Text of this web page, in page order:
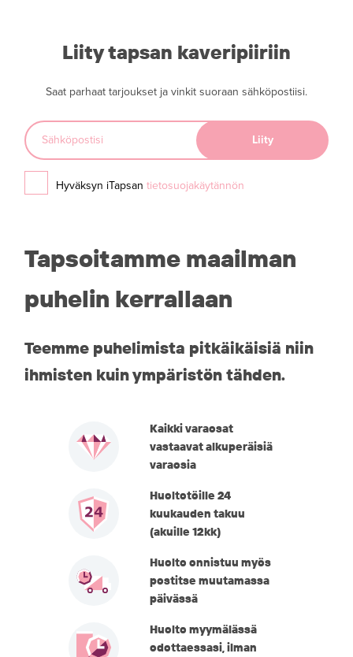
Liity tapsan kaveripiiriin
Saat parhaat tarjoukset ja vinkit suoraan sähköpostiisi.
Hyväksyn iTapsan tietosuojakäytännön
Tapsoitamme maailman
puhelin kerrallaan
Teemme puhelimista pitkäikäisiä niin
ihmisten kuin ympäristön tähden.
Kaikki varaosat
vastaavat alkuperäisiä
varaosia
Huoltotöille 24
kuukauden takuu
(akuille 12kk)
Huolto onnistuu myös
postitse muutamassa
päivässä
Huolto myymälässä
odottaessasi, ilman